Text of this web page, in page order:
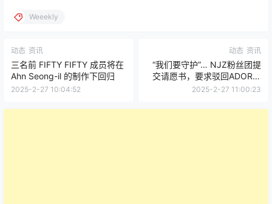
Weeekly
动态 资讯
三名前 FIFTY FIFTY 成员将在
Ahn Seong-il 的制作下回归
2025-2-27 10:04:52
动态 资讯
“我们要守护”… NJZ粉丝团提
交请愿书，要求驳回ADOR假
处分申请
2025-2-27 11:00:23